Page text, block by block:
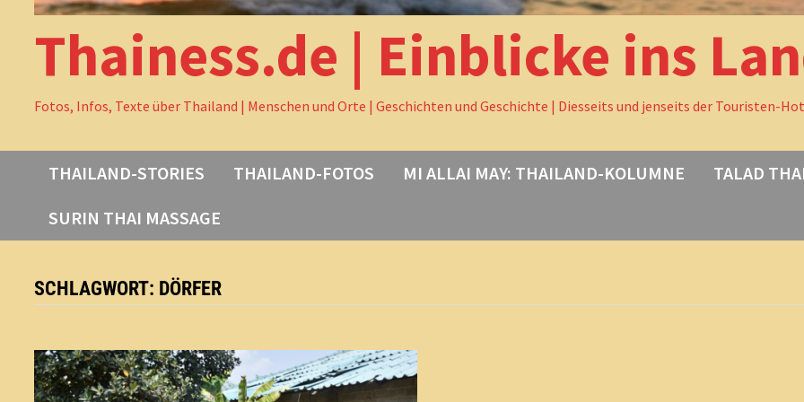
Thainess.de | Einblicke ins
Fotos, Infos, Texte über Thailand | Menschen und Orte | Geschichten und Geschichte | Diesseits und jenseits der Touristen-
THAILAND-STORIES THAILAND-FOTOS MI ALLAI MAY: THAILAND-KOLUMNE
TALAD
SURIN THAI MASSAGE
SCHLAGWORT: DÖRFER